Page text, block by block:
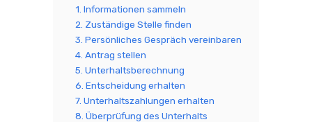
1. Informationen sammeln
2. Zuständige Stelle finden
3. Persönliches Gespräch vereinbaren
4. Antrag stellen
5. Unterhaltsberechnung
6. Entscheidung erhalten
7. Unterhaltszahlungen erhalten
8. Überprüfung des Unterhalts